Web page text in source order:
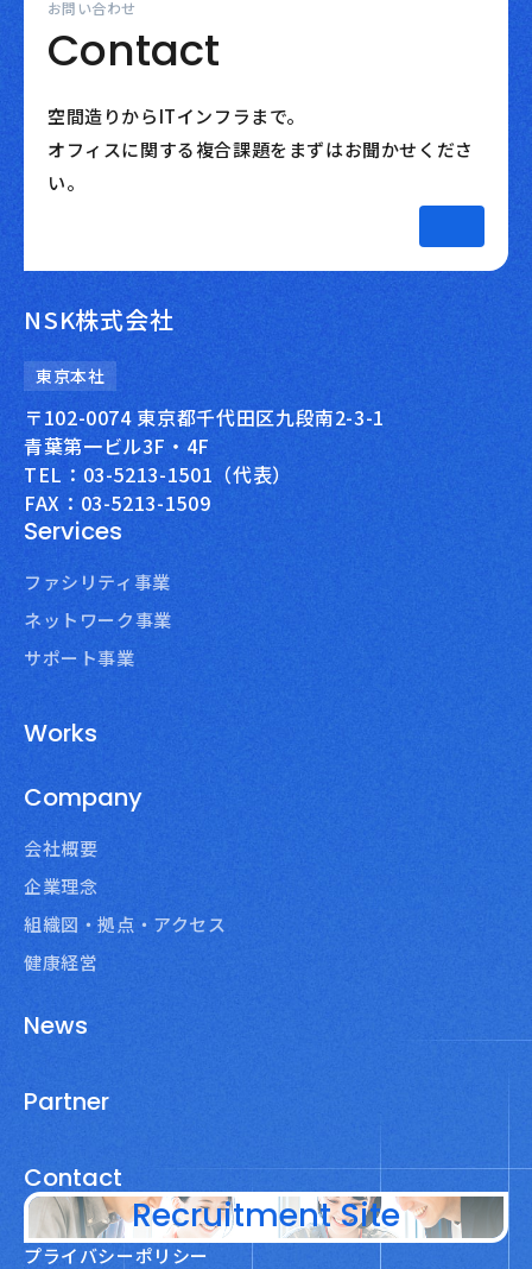
お問い合わせ
Contact
空間造りからITインフラまで。
オフィスに関する複合課題をまずはお聞かせくださ
い。
NSK株式会社
東京本社
〒102-0074 東京都千代田区九段南2-3-1
青葉第一ビル3F・4F
TEL：03-5213-1501（代表）
FAX：03-5213-1509
Services
ファシリティ事業
ネットワーク事業
サポート事業
Works
Company
会社概要
企業理念
組織図・拠点・アクセス
健康経営
News
Partner
Contact
Recruitment Site
プライバシーポリシー